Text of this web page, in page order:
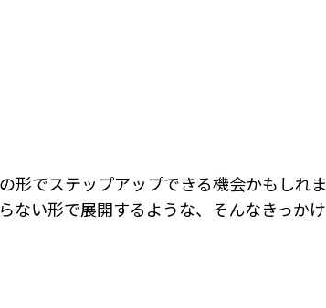
形でステップアップできる機会かもしれま
ない形で展開するような、そんなきっかけ